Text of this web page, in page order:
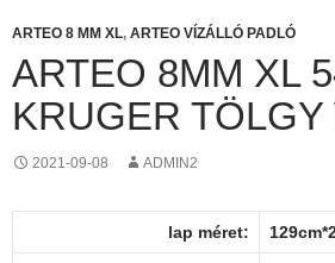
ARTEO 8 MM XL, ARTEO VÍZÁLLÓ PADLÓ
ARTEO 8MM XL
KRUGER TÖLGY
2021-09-08 ADMIN2
lap méret: